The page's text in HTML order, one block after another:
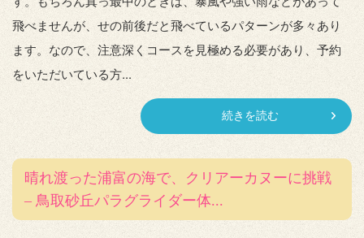
飛べませんが、せの前後だと飛べているパターンが多々あり
ます。なので、注意深くコースを見極める必要があり、予約
をいただいている方...
続きを読む
晴れ渡った浦富の海で、クリアーカヌーに挑戦
– 鳥取砂丘パラグライダー体...